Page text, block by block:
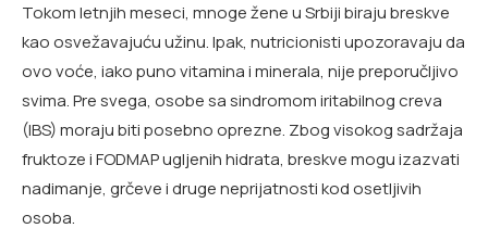
Tokom letnjih meseci, mnoge žene u Srbiji biraju breskve
kao osvežavajuću užinu. Ipak, nutricionisti upozoravaju da
ovo voće, iako puno vitamina i minerala, nije preporučljivo
svima. Pre svega, osobe sa sindromom iritabilnog creva
(IBS) moraju biti posebno oprezne. Zbog visokog sadržaja
fruktoze i FODMAP ugljenih hidrata, breskve mogu izazvati
nadimanje, grčeve i druge neprijatnosti kod osetljivih
osoba.